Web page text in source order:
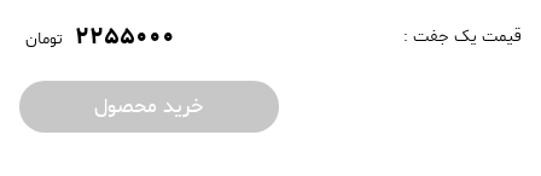
قیمت یک جفت : 2255000 تومان
خرید محصول